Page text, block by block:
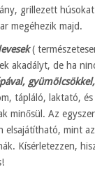
grillezett
megéhezik majd.
(
akadályt, de ha
tápláló, laktató, és
minősül. Az
elsajátítható, mint
Kísérletezzen,